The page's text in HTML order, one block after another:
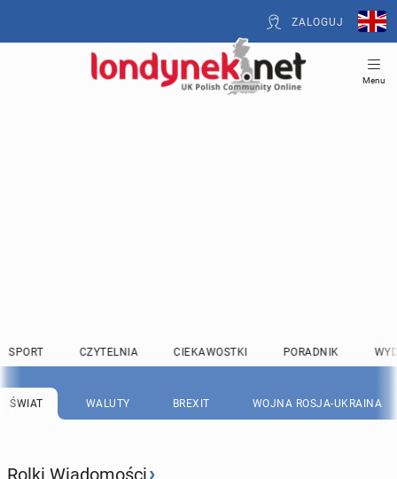
ZALOGUJ
Menu
SPORT CZYTELNIA CIEKAWOSTKI PORADNIK
ŚWIAT WALUTY BREXIT WOJNA ROSJA-UKRAINA
Rolki Wiadomości›